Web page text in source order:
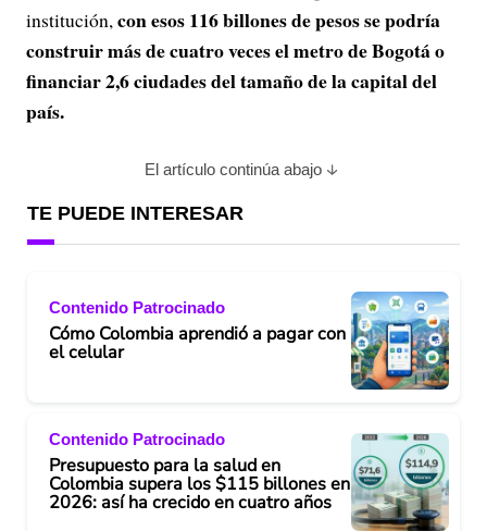
institución,con esos 116 billones de pesos se podría
construir más de cuatro veces el metro de Bogotá o
financiar 2,6 ciudades del tamaño de la capital del
país.
El artículo continúa abajo
TE PUEDE INTERESAR
Contenido Patrocinado
Cómo Colombia aprendió a pagar con
el celular
Contenido Patrocinado
Presupuesto para la salud en
Colombia supera los $115 billones en
2026: así ha crecido en cuatro años